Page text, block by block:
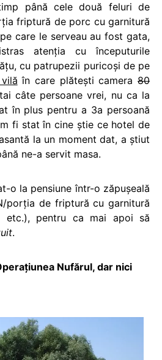
până cele două feluri de
friptură de porc cu garnitură
care le serveau au fost gata,
atenţia cu începuturile
cu patrupezii puricoşi de pe
în care plăteşti camera80
câte persoane vrei, nu ca la
în plus pentru a 3a persoană
fi stat în cine ştie ce hotel de
la un moment dat, a ştiut
ne-a servit masa.
o la pensiune într-o zăpuşeală
porţia de friptură cu garnitură
etc.), pentru ca mai apoi să
.
Nufărul, dar nici